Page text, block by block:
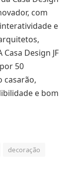
com
e
Design JF
50
casarão,
e bom
decoração